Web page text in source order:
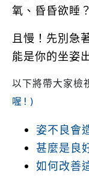
氧、昏昏欲睡？
且慢！先別急
能是你的坐姿
以下將帶大家檢
喔!)
姿不良會
甚麼是良
如何改善